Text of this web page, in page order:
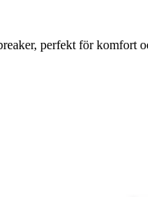
perfekt för komfort